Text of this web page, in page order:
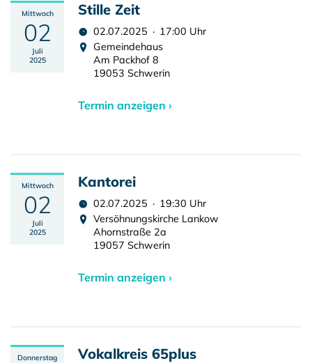
Mittwoch
02
Juli
2025
Stille Zeit
02.07.2025 · 17:00 Uhr
Gemeindehaus
Am Packhof 8
19053 Schwerin
Termin anzeigen ›
Mittwoch
02
Juli
2025
Kantorei
02.07.2025 · 19:30 Uhr
Versöhnungskirche Lankow
Ahornstraße 2a
19057 Schwerin
Termin anzeigen ›
Donnerstag Vokalkreis 65plus